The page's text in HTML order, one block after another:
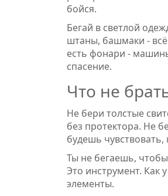
бойся.
Бегай в светлой
штаны, башмаки -
есть фонари -
спасение.
Что не
Не бери толстые
без протектора. Не
будешь чувствовать,
Ты не бегаешь,
Это инструмент. Как
элементы.